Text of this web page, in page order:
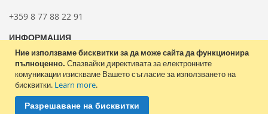
Ние използваме бисквитки за да може сайта да функционира
пълноценно. Спазвайки директивата за електронните
комуникации изискваме Вашето съгласие за използването на
бисквитки. Learn more.
Разрешаване на бисквитки
+359 8 77 88 22 91
ИНФОРМАЦИЯ
Ценови листи
Общи условия за позлване и Бисквитки
Свържете се с нас
Подробно търсене
Контрол Уотър ЕООД - Всички права запазени (Copyright).